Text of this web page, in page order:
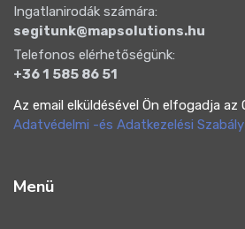
Ingatlanirodák számára:
segitunk@mapsolutions.hu
Telefonos elérhetőségünk:
+36 1 585 86 51
Az email elküldésével Ön elfogadja
Adatvédelmi -és Adatkezelési
Menü